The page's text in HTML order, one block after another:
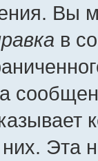
Вы
в
Эта